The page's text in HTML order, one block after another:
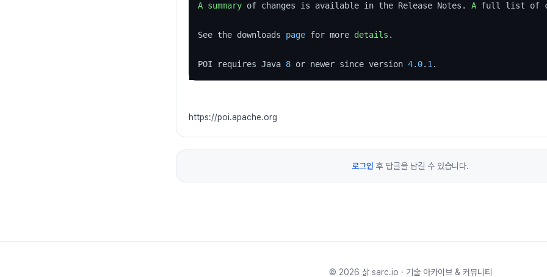
A summary of changes is available in the Release Notes. A full list of
See the downloads page for more details .
POI requires Java 8 or newer since version 4.0. 1 .
https://poi.apache.org
로그인 후 답글을 남길 수 있습니다.
© 2026 삵 sarc.io · 기술 아카이브 & 커뮤니티